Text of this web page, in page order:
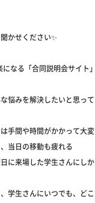
かせください✨
になる「合同説明会サイト
悩みを解決したいと思って
手間や時間がかかって大変
当日の移動も疲れる
に来場した学生さんにし
、学生さんにいつでも、ど